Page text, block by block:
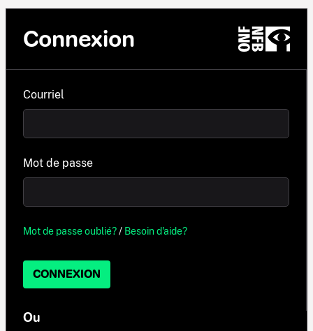
Connexion
Courriel
Mot de passe
Mot de passe oublié?/ Besoin d'aide?
CONNEXION
Ou